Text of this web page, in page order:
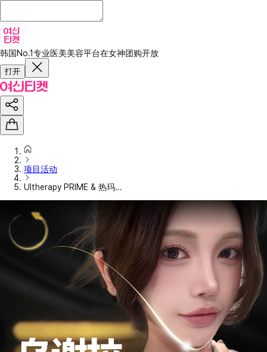
韩国No.1专业医美美容平台在女神团购开放
打开
项目活动
Ultherapy PRIME & 热玛...